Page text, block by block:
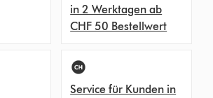
in 2 Werktagen ab
CHF 50 Bestellwert
Service für Kunden in